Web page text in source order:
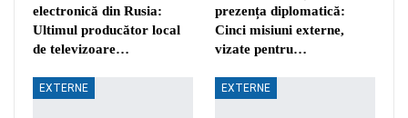
electronică din Rusia:
Ultimul producător local
de televizoare…
prezența diplomatică:
Cinci misiuni externe,
vizate pentru…
EXTERNE EXTERNE